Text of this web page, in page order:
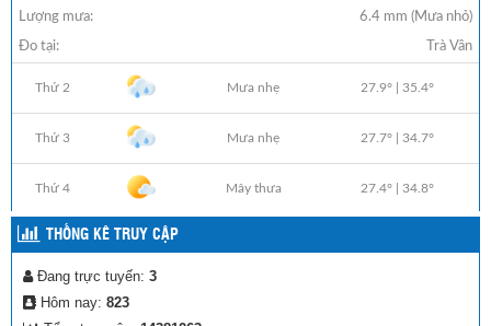
THỐNG KÊ TRUY CẬP
Đang trực tuyến: 3
Hôm nay: 823